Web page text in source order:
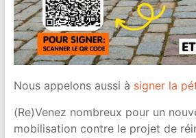
Nous appelons aussi à signer la
(Re)Venez nombreux pour un
mobilisation contre le projet de